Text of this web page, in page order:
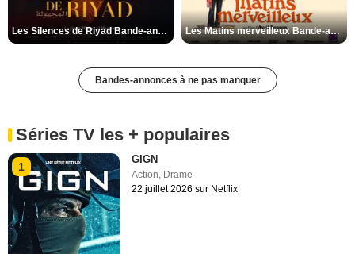
Les Silences de Riyad Bande-annonce VO STFR Les Matins merveilleux Bande-annonce VF
Bandes-annonces à ne pas manquer
Séries TV les + populaires
1
GIGN
Action, Drame
22 juillet 2026 sur Netflix